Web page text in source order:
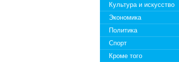
Культура и искусство
Экономика
Политика
Спорт
Кроме того